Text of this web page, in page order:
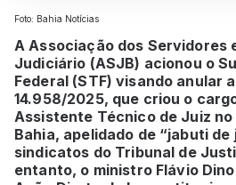
Foto: Bahia Notícias
A Associação dos Servidores
Judiciário (ASJB) acionou o
Federal (STF) visando anular
14.958/2025, que criou o
Assistente Técnico de Juiz
Bahia, apelidado de “jabuti de
sindicatos do Tribunal de
entanto, o ministro Flávio